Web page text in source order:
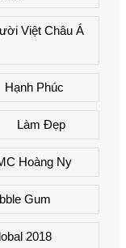
Việt Châu Á
Hạnh Phúc
Làm Đẹp
Hoàng Ny
Gum
2018